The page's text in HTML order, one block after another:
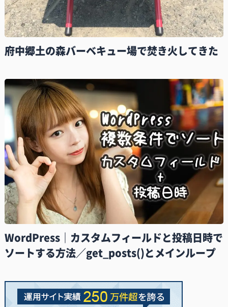
府中郷土の森バーベキュー場で焚き火してきた
WordPress｜カスタムフィールドと投稿日時で
ソートする方法／get_posts()とメインループ